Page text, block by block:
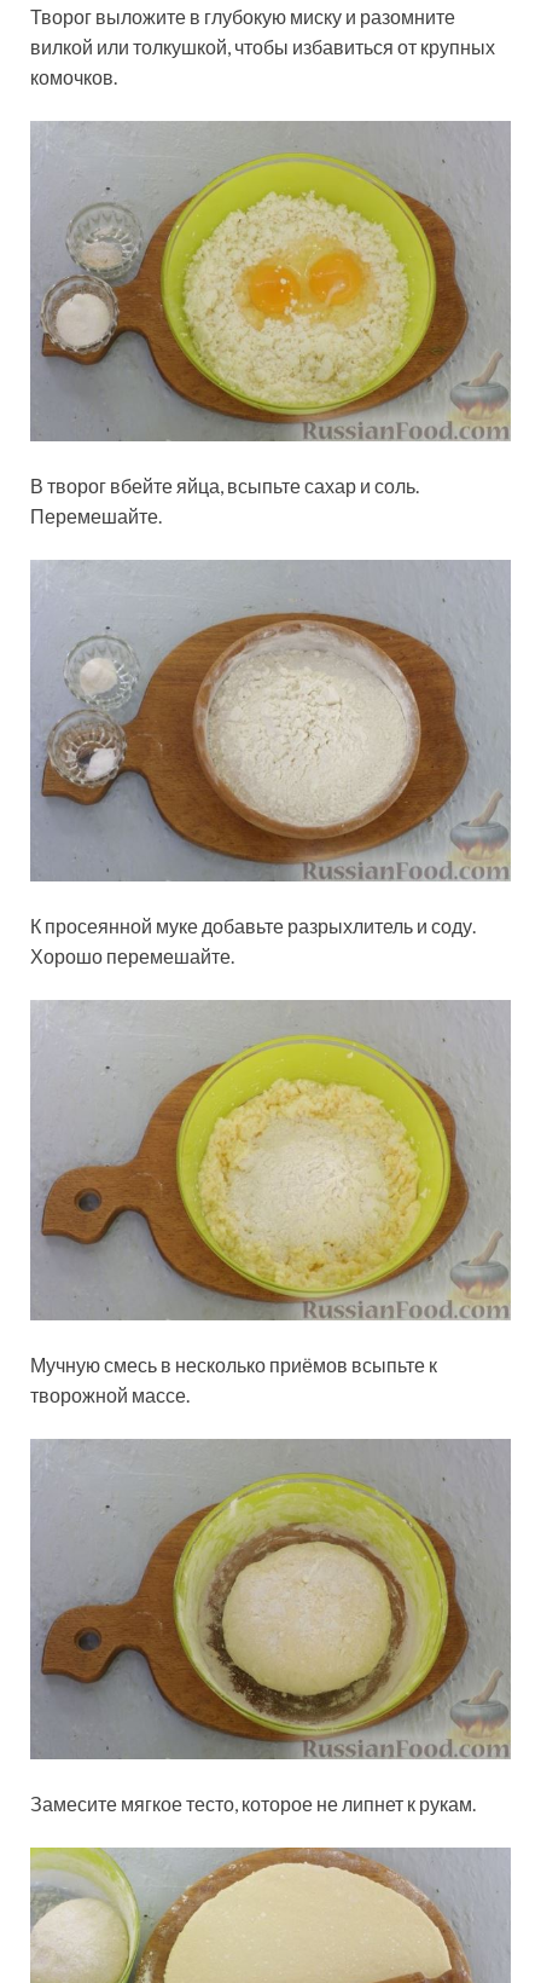
Творог выложите в глубокую миску и разомните
вилкой или толкушкой, чтобы избавиться от крупных
комочков.
В творог вбейте яйца, всыпьте сахар и соль.
Перемешайте.
К просеянной муке добавьте разрыхлитель и соду.
Хорошо перемешайте.
Мучную смесь в несколько приёмов всыпьте к
творожной массе.
Замесите мягкое тесто, которое не липнет к рукам.